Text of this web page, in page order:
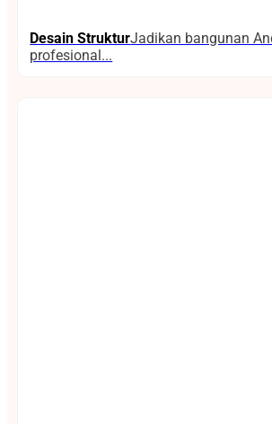
Desain StrukturJadikan bangunan
profesional...